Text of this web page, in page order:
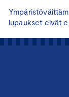
lupaukset eivät